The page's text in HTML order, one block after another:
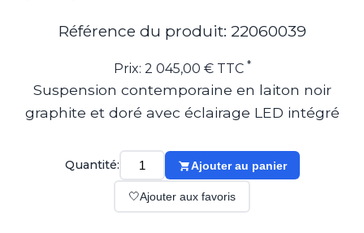
Lampe sans fil
Plafonnier
Salle de bains
Référence du produit: 22060039
Prix: 2 045,00 € TTC *
Suspension contemporaine en laiton noir
graphite et doré avec éclairage LED intégré
Quantité: Ajouter au panier
🤍Ajouter aux favoris